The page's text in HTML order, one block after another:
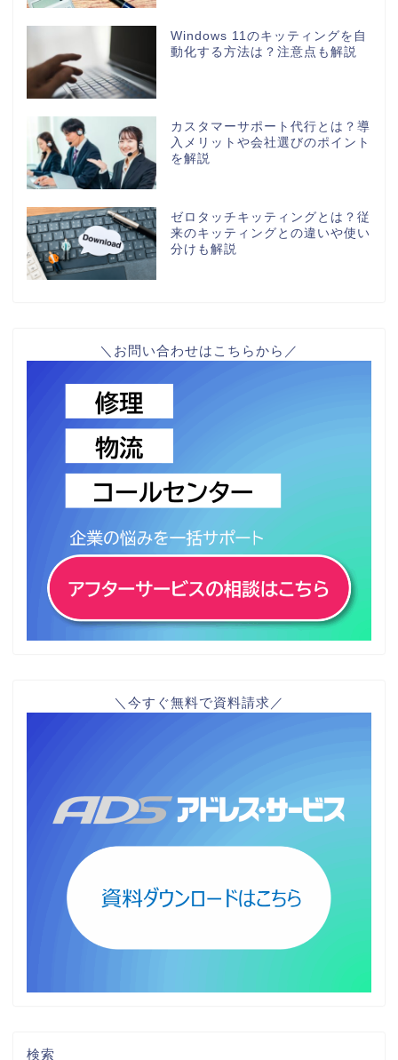
Windows 11のキッティングを自
動化する方法は？注意点も解説
カスタマーサポート代行とは？導
入メリットや会社選びのポイント
を解説
ゼロタッチキッティングとは？従
来のキッティングとの違いや使い
分けも解説
＼お問い合わせはこちらから／
＼今すぐ無料で資料請求／
検索